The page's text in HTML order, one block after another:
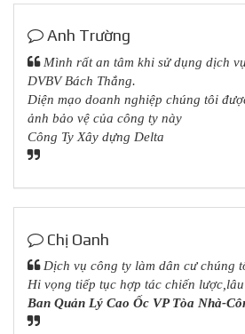
Anh Trường
Mình rất an tâm khi sử dụng dịch
DVBV Bách Thắng.
Diện mạo doanh nghiệp chúng tôi
ảnh bảo vệ của công ty này
Công Ty Xây dựng Delta
Chị Oanh
Dịch vụ công ty làm dân cư chúng
Hi vọng tiếp tục hợp tác chiến
Ban Quản Lý Cao Ốc VP Tòa Nhà-